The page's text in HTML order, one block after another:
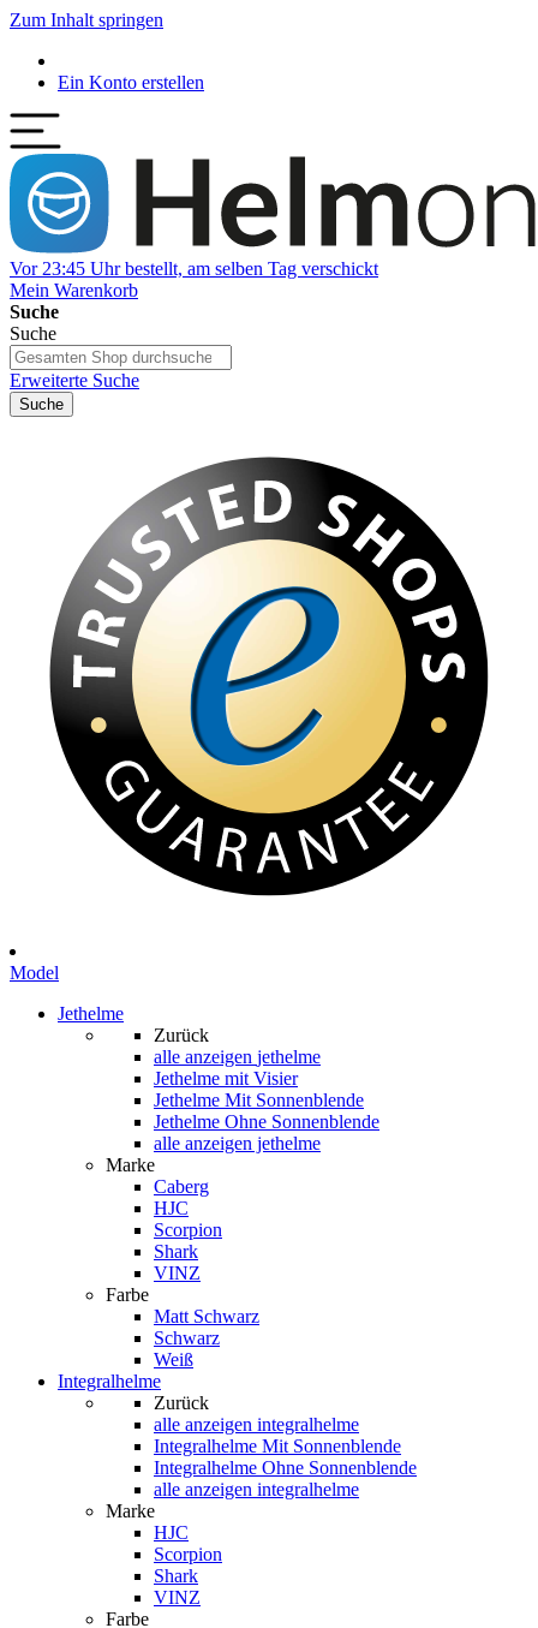
Zum Inhalt springen
Ein Konto erstellen
Vor 23:45 Uhr bestellt, am selben Tag verschickt
Mein Warenkorb
Suche
Suche
Erweiterte Suche
Suche
Model
Jethelme
Zurück
alle anzeigen jethelme
Jethelme mit Visier
Jethelme Mit Sonnenblende
Jethelme Ohne Sonnenblende
alle anzeigen jethelme
Marke
Caberg
HJC
Scorpion
Shark
VINZ
Farbe
Matt Schwarz
Schwarz
Weiß
Integralhelme
Zurück
alle anzeigen integralhelme
Integralhelme Mit Sonnenblende
Integralhelme Ohne Sonnenblende
alle anzeigen integralhelme
Marke
HJC
Scorpion
Shark
VINZ
Farbe